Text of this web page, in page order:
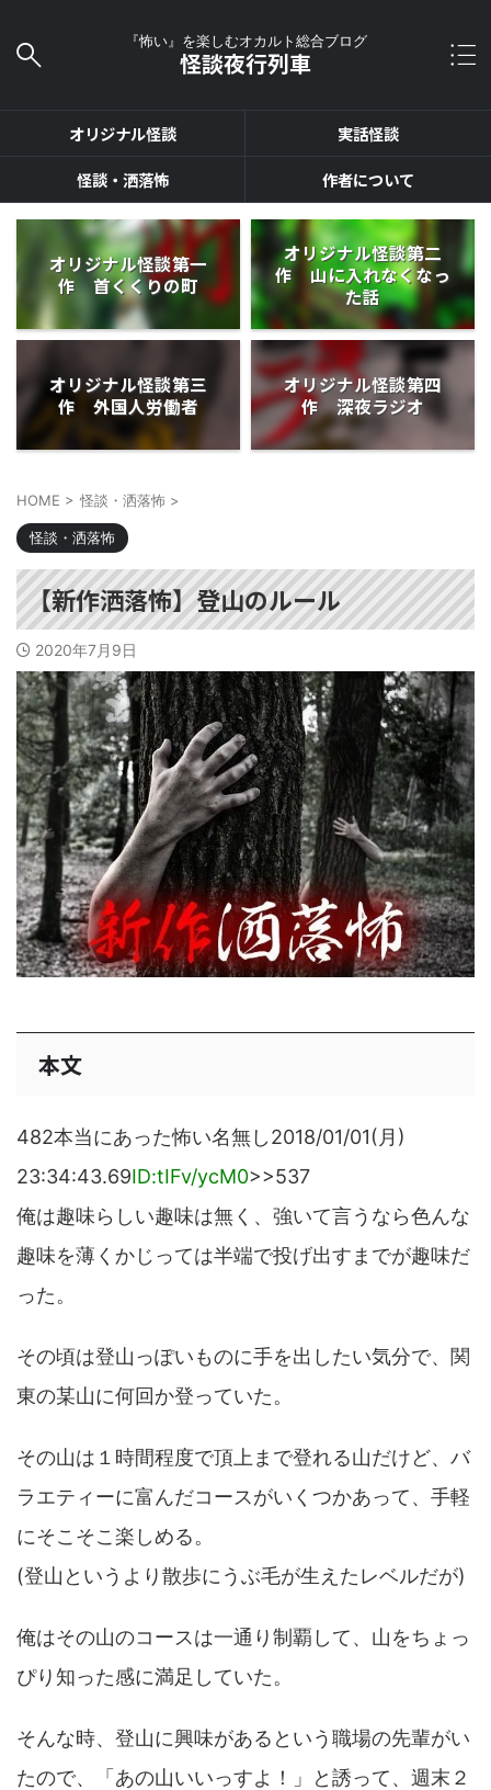
『怖い』を楽しむオカルト総合ブログ
怪談夜行列車
オリジナル怪談
実話怪談
怪談・洒落怖
作者について
オリジナル怪談第一
作 首くくりの町
オリジナル怪談第二
作 山に入れなくなっ
た話
オリジナル怪談第三
作 外国人労働者
オリジナル怪談第四
作 深夜ラジオ
HOME > 怪談・洒落怖 >
怪談・洒落怖
【新作洒落怖】登山のルール
2020年7月9日
本文
482本当にあった怖い名無し2018/01/01(月)
23:34:43.69ID:tIFv/ycM0>>537
俺は趣味らしい趣味は無く、強いて言うなら色んな
趣味を薄くかじっては半端で投げ出すまでが趣味だ
った。
その頃は登山っぽいものに手を出したい気分で、関
東の某山に何回か登っていた。
その山は１時間程度で頂上まで登れる山だけど、バ
ラエティーに富んだコースがいくつかあって、手軽
にそこそこ楽しめる。
(登山というより散歩にうぶ毛が生えたレベルだが)
俺はその山のコースは一通り制覇して、山をちょっ
ぴり知った感に満足していた。
そんな時、登山に興味があるという職場の先輩がい
たので、「あの山いいっすよ！」と誘って、週末２